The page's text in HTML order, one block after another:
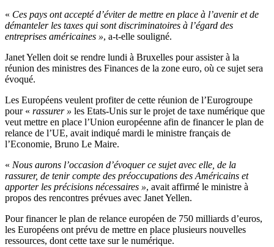
« Ces pays ont accepté d’éviter de mettre en place à l’avenir et de
démanteler les taxes qui sont discriminatoires à l’égard des
entreprises américaines », a-t-elle souligné.
Janet Yellen doit se rendre lundi à Bruxelles pour assister à la
réunion des ministres des Finances de la zone euro, où ce sujet sera
évoqué.
Les Européens veulent profiter de cette réunion de l’Eurogroupe
pour « rassurer » les Etats-Unis sur le projet de taxe numérique que
veut mettre en place l’Union européenne afin de financer le plan de
relance de l’UE, avait indiqué mardi le ministre français de
l’Economie, Bruno Le Maire.
« Nous aurons l’occasion d’évoquer ce sujet avec elle, de la
rassurer, de tenir compte des préoccupations des Américains et
apporter les précisions nécessaires », avait affirmé le ministre à
propos des rencontres prévues avec Janet Yellen.
Pour financer le plan de relance européen de 750 milliards d’euros,
les Européens ont prévu de mettre en place plusieurs nouvelles
ressources, dont cette taxe sur le numérique.